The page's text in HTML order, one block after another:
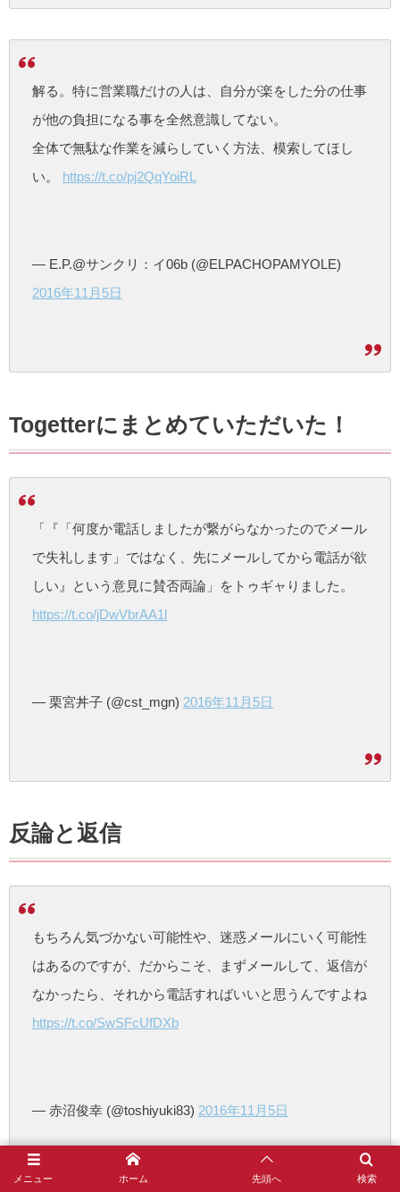
解る。特に営業職だけの人は、自分が楽をした分の仕事
が他の負担になる事を全然意識してない。
全体で無駄な作業を減らしていく方法、模索してほし
い。 https://t.co/pj2QqYoiRL
— E.P.@サンクリ：イ06b (@ELPACHOPAMYOLE)
2016年11月5日
Togetterにまとめていただいた！
「『「何度か電話しましたが繋がらなかったのでメール
で失礼します」ではなく、先にメールしてから電話が欲
しい』という意見に賛否両論」をトゥギャりました。
https://t.co/jDwVbrAA1l
— 栗宮丼子 (@cst_mgn) 2016年11月5日
反論と返信
もちろん気づかない可能性や、迷惑メールにいく可能性
はあるのですが、だからこそ、まずメールして、返信が
なかったら、それから電話すればいいと思うんですよね
https://t.co/SwSFcUfDXb
— 赤沼俊幸 (@toshiyuki83) 2016年11月5日
メニュー 検索
ホーム 先頭へ